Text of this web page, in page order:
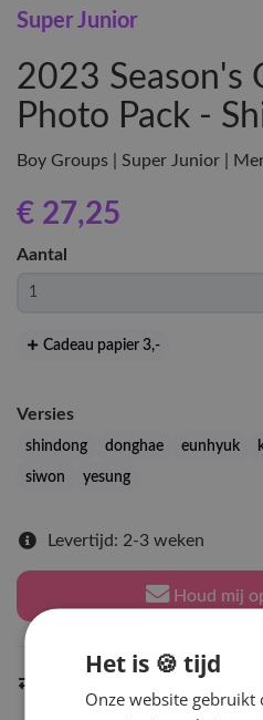
Super Junior
2023 Season's
Photo Pack -
Boy Groups | Super Junior |
€ 27,25
Aantal
Cadeau papier 3,-
Versies
shindong donghae eunhyuk
siwon
yesung
Levertijd: 2-3 weken
Houd mij
binnen
Het is 🍪 tijd
Onze website gebruikt